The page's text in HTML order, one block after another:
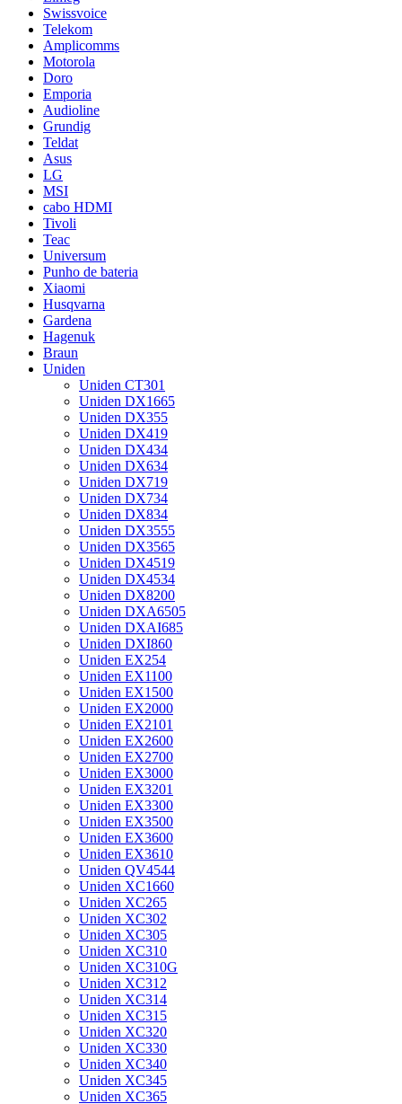
Swissvoice
Telekom
Amplicomms
Motorola
Doro
Emporia
Audioline
Grundig
Teldat
Asus
LG
MSI
cabo HDMI
Tivoli
Teac
Universum
Punho de bateria
Xiaomi
Husqvarna
Gardena
Hagenuk
Braun
Uniden
Uniden CT301
Uniden DX1665
Uniden DX355
Uniden DX419
Uniden DX434
Uniden DX634
Uniden DX719
Uniden DX734
Uniden DX834
Uniden DX3555
Uniden DX3565
Uniden DX4519
Uniden DX4534
Uniden DX8200
Uniden DXA6505
Uniden DXAI685
Uniden DXI860
Uniden EX254
Uniden EX1100
Uniden EX1500
Uniden EX2000
Uniden EX2101
Uniden EX2600
Uniden EX2700
Uniden EX3000
Uniden EX3201
Uniden EX3300
Uniden EX3500
Uniden EX3600
Uniden EX3610
Uniden QV4544
Uniden XC1660
Uniden XC265
Uniden XC302
Uniden XC305
Uniden XC310
Uniden XC310G
Uniden XC312
Uniden XC314
Uniden XC315
Uniden XC320
Uniden XC330
Uniden XC340
Uniden XC345
Uniden XC365